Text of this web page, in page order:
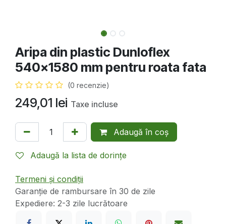
Aripa din plastic Dunloflex
540x1580 mm pentru roata fata
(0 recenzie)
249,01 lei Taxe incluse
Adaugă în coș
Adaugă la lista de dorințe
Termeni și condiții
Garanție de rambursare în 30 de zile
Expediere: 2-3 zile lucrătoare